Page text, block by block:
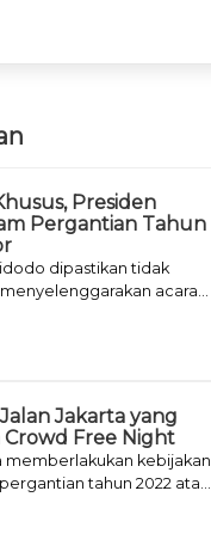
Presiden
Pergantian Tahun
dipastikan tidak
acara
malam pergantian
Jalan Jakarta yang
Free Night
memberlakukan kebijakan
tahun 2022 atau
dua hari.